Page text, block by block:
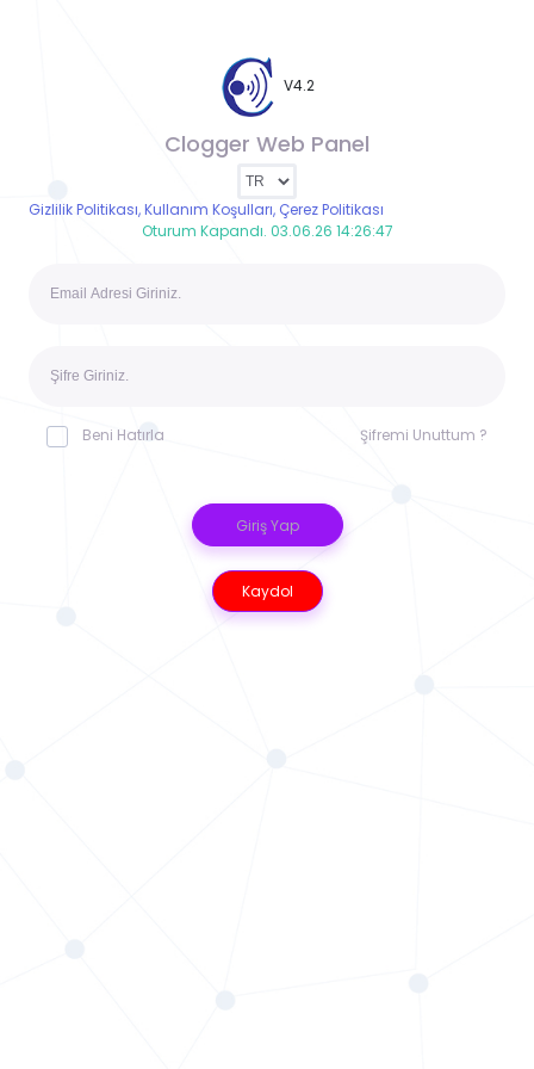
V4.2
Clogger Web Panel
Gizlilik Politikası, Kullanım Koşulları, Çerez Politikası
Oturum Kapandı. 03.06.26 14:26:47
Beni Hatırla Şifremi Unuttum ?
Giriş Yap
Kaydol